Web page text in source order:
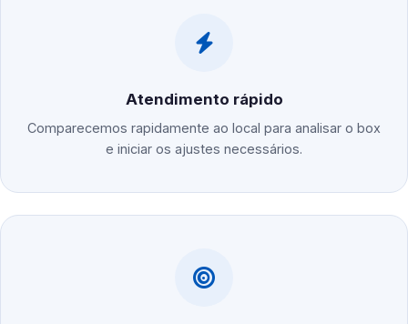
Atendimento rápido
Comparecemos rapidamente ao local para analisar o box
e iniciar os ajustes necessários.